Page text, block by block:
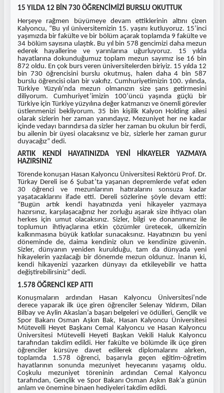
15 YILDA 12 BİN 730 ÖĞRENCİMİZİ BURSLU OKUTTUK
Herşeye rağmen büyümeye devam ettiklerinin altını çizen
Kalyoncu, “Bu yıl üniversitemizin 15. yaşını kutluyoruz. 15’inci
yaşımızda bir fakülte ve bir bölüm açarak toplamda 9 fakülte ve
34 bölüm sayısına ulaştık. Bu yıl bin 578 gencimizi daha mezun
ederek hayallerine ve yarınlarına uğurluyoruz. 15 yılda
hayatlarına dokunduğumuz toplam mezun sayımız ise 16 bin
872 oldu. En çok burs veren üniversitelerden biriyiz. 15 yılda 12
bin 730 öğrencisini burslu okutmuş, halen daha 4 bin 587
burslu öğrencisi olan bir vakıfız. Cumhuriyetimizin 100. yılında,
Türkiye Yüzyılı’nda mezun olmanızın size şans getirmesini
diliyorum. Cumhuriyet’imizin 100’üncü yaşında güçlü bir
Türkiye için Türkiye yüzyılına değer katmanızı ve önemli görevler
üstlenmenizi bekliyorum. 35 bin kişilik Kalyon Holding ailesi
olarak sizlerin her zaman yanındayız. Mezuniyet her ne kadar
içinde vedayı barındırsa da sizler her zaman bu okulun bir ferdi,
bu ailenin bir üyesi olacaksınız ve biz, sizlerle her zaman gurur
duyacağız” dedi.
ARTIK KENDİ HAYATINIZDA YENİ HİKAYELER YAZMAYA
HAZIRSINIZ
Törende konuşan Hasan Kalyoncu Üniversitesi Rektörü Prof. Dr.
Türkay Dereli ise 6 Şubat’ta yaşanan depremlerde vefat eden
30 öğrenci ve mezunlarının hatıralarını sonsuza kadar
yaşatacaklarını ifade etti. Dereli sözlerine şöyle devam etti:
“Bugün artık kendi hayatınızda yeni hikayeler yazmaya
hazırsınız, karşılaşacağınız her zorluğu aşarak size ihtiyacı olan
herkes için umut olacaksınız. Sizler, bilgi ve donanımınız ile
toplumun ihtiyaçlarına etkin çözümler üretecek, ülkemizin
kalkınmasına büyük katkılar sunacaksınız. Hayatınızın bu yeni
döneminde de, daima kendiniz olun ve kendinize güvenin.
Sizler, dünyanın yeniden kurulduğu, tam da dünyada yeni
hikayelerin yazılacağı bir dönemde mezun oldunuz. İnanın ki,
kendi hikayenizi yazarken dünyayı da etkileyebilir ve hatta
değiştirebilirsiniz” dedi.
1.578 ÖĞRENCİ KEP ATTI
Konuşmaların ardından Hasan Kalyoncu Üniversitesi’nde
derece yaparak ilk üçe giren öğrenciler Selenay Yıldırım, Dilan
Bilbay ve Aylin Akaslan’a başarı belgeleri ve ödülleri, Gençlik ve
Spor Bakanı Osman Aşkın Bak, Hasan Kalyoncu Üniversitesi
Mütevelli Heyet Başkanı Cemal Kalyoncu ve Hasan Kalyoncu
Üniversitesi Mütevelli Heyeti Başkan Vekili Haluk Kalyoncu
tarafından takdim edildi. Her fakülte ve bölümde ilk üçe giren
öğrenciler kürsüye davet edilerek diplomalarını alırken,
toplamda 1.578 öğrenci, başarıyla geçen eğitim-öğretim
hayatlarının sonunda mezuniyet heyecanını yaşamış oldu.
Coşkulu mezuniyet töreninin ardından Cemal Kalyoncu
tarafından, Gençlik ve Spor Bakanı Osman Aşkın Bak’a günün
anlam ve önemine binaen hediyeleri takdim edildi.